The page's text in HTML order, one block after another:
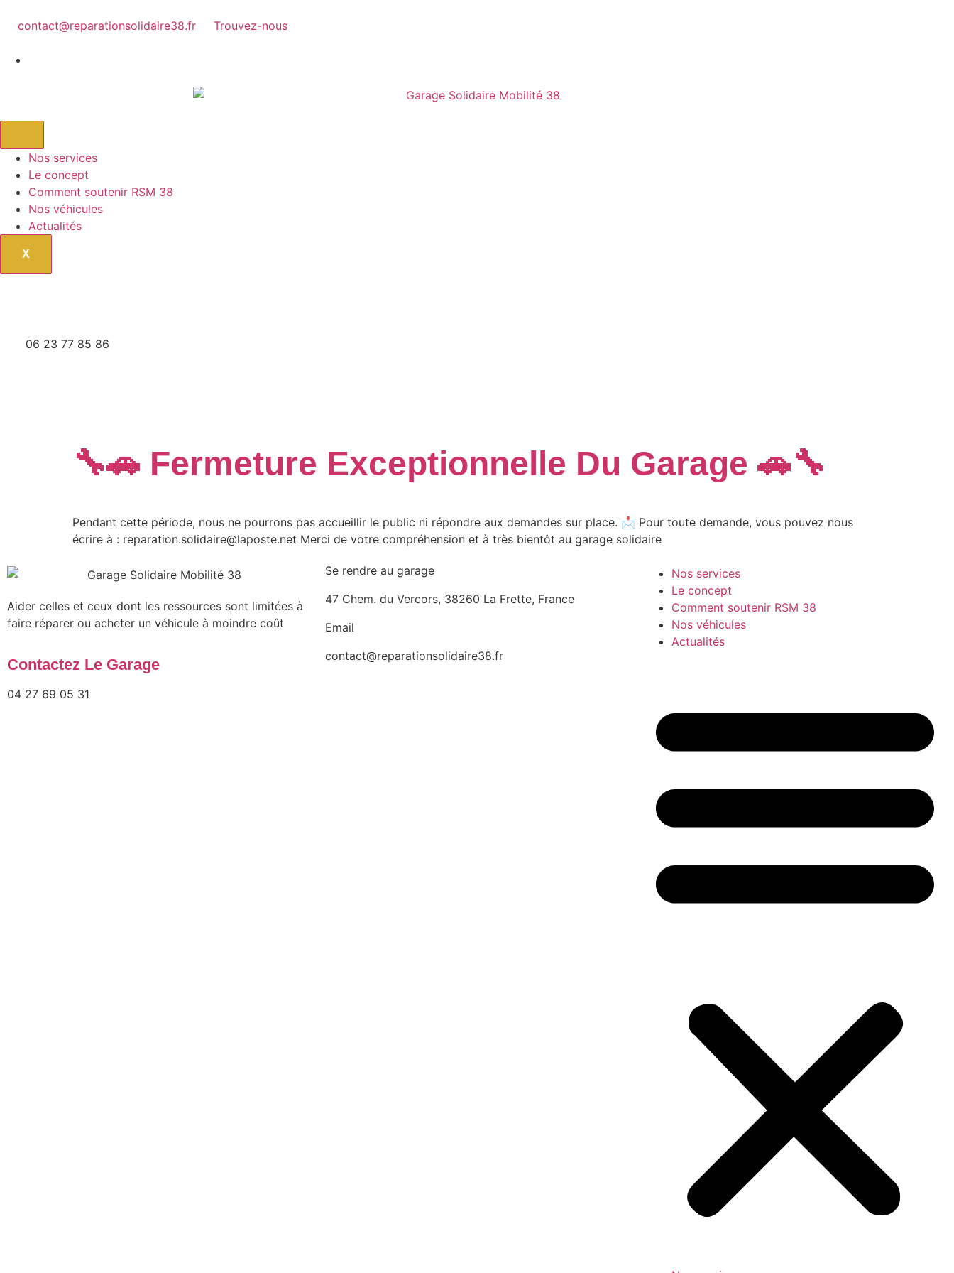
contact@reparationsolidaire38.fr Trouvez-nous
Nos services
Le concept
Comment soutenir RSM 38
Nos véhicules
Actualités
X
06 23 77 85 86
🔧🚗 Fermeture Exceptionnelle Du Garage 🚗🔧
Pendant cette période, nous ne pourrons pas accueillir le public ni répondre aux demandes sur place. 📩 Pour toute demande, vous pouvez nous
écrire à : reparation.solidaire@laposte.net Merci de votre compréhension et à très bientôt au garage solidaire
Aider celles et ceux dont les ressources sont limitées à
faire réparer ou acheter un véhicule à moindre coût
Contactez Le Garage
04 27 69 05 31
Se rendre au garage
47 Chem. du Vercors, 38260 La Frette, France
Email
contact@reparationsolidaire38.fr
Nos services
Le concept
Comment soutenir RSM 38
Nos véhicules
Actualités